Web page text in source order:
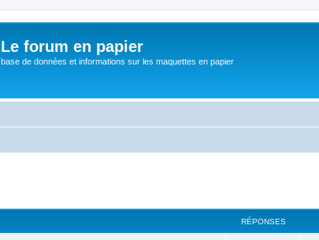
Le forum en papier
base de données et informations sur les maquettes en papier
RÉPONSES